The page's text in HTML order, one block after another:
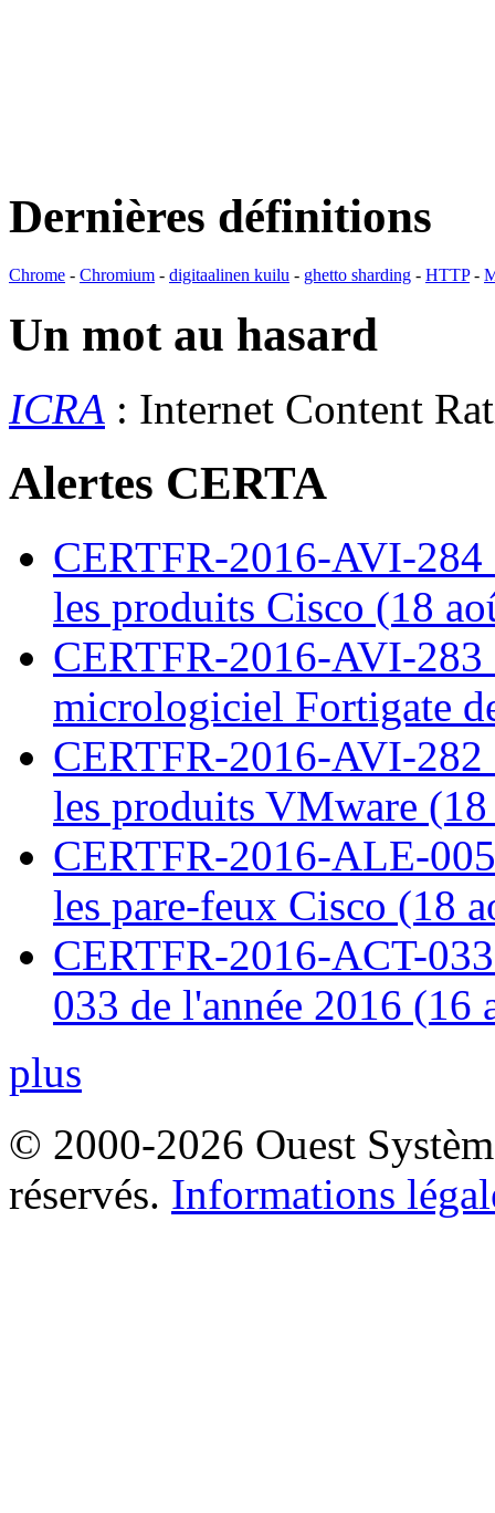
Dernières définitions
Chrome - Chromium - digitaalinen kuilu - ghetto sharding - HTTP-
Un mot au hasard
ICRA : Internet Content
Alertes CERTA
CERTFR-2016-AVI-
les produits Cisco (18
CERTFR-2016-AVI-
micrologiciel Fortigate
CERTFR-2016-AVI-
les produits VMware
CERTFR-2016-ALE-
les pare-feux Cisco (18
CERTFR-2016-ACT-
033 de l'année 2016 (16
plus
© 2000-2026 Ouest
réservés. Informations